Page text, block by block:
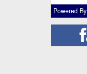
Powered By